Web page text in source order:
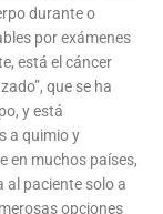
durante o
por exámenes
está el cáncer
que se ha
y está
a quimio y
en muchos países,
al paciente solo a
opciones